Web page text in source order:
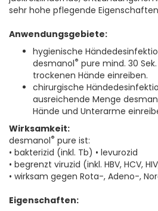
sehr hohe pflegende
Anwendungsgebiete:
hygienische
desmanol® pure mind. 30
trockenen Hände einreiben.
chirurgische
ausreichende Menge
Hände und Unterarme
Wirksamkeit:
desmanol® pure ist:
• bakterizid (inkl. Tb) • levurozid
• begrenzt viruzid (inkl. HBV, HCV,
• wirksam gegen Rota-, Adeno-,
Eigenschaften: